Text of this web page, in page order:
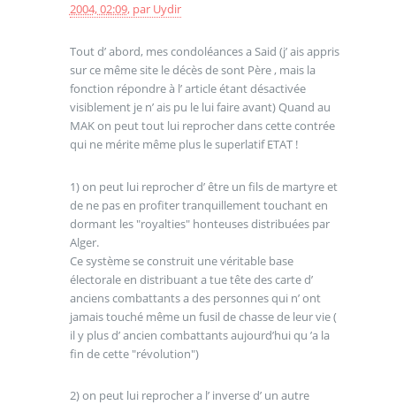
2004, 02:09, par Uydir
Tout d’ abord, mes condoléances a Said (j’ ais appris
sur ce même site le décès de sont Père , mais la
fonction répondre à l’ article étant désactivée
visiblement je n’ ais pu le lui faire avant) Quand au
MAK on peut tout lui reprocher dans cette contrée
qui ne mérite même plus le superlatif ETAT !
1) on peut lui reprocher d’ être un fils de martyre et
de ne pas en profiter tranquillement touchant en
dormant les "royalties" honteuses distribuées par
Alger.
Ce système se construit une véritable base
électorale en distribuant a tue tête des carte d’
anciens combattants a des personnes qui n’ ont
jamais touché même un fusil de chasse de leur vie (
il y plus d’ ancien combattants aujourd’hui qu ’a la
fin de cette "révolution")
2) on peut lui reprocher a l’ inverse d’ un autre